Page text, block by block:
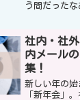
う間だった
稿しようと
らいいの？
社内・社
内メール
集！
新しい年の
「新年会」